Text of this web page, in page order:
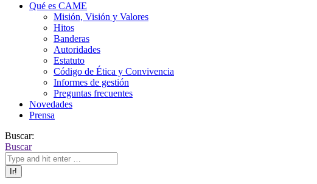
Qué es CAME
Misión, Visión y Valores
Hitos
Banderas
Autoridades
Estatuto
Código de Ética y Convivencia
Informes de gestión
Preguntas frecuentes
Novedades
Prensa
Buscar:
Buscar